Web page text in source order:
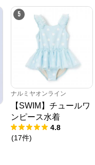
5
ナルミヤオンライン
【SWIM】チュールワ
ンピース水着
4.8
(17件)